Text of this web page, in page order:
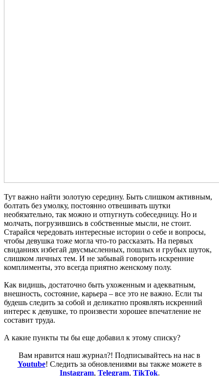
Тут важно найти золотую середину. Быть слишком активным,
болтать без умолку, постоянно отвешивать шутки
необязательно, так можно и отпугнуть собеседницу. Но и
молчать, погрузившись в собственные мысли, не стоит.
Старайся чередовать интересные истории о себе и вопросы,
чтобы девушка тоже могла что-то рассказать. На первых
свиданиях избегай двусмысленных, пошлых и грубых шуток,
слишком личных тем. И не забывай говорить искренние
комплименты, это всегда приятно женскому полу.
Как видишь, достаточно быть ухоженным и адекватным,
внешность, состояние, карьера – все это не важно. Если ты
будешь следить за собой и деликатно проявлять искренний
интерес к девушке, то произвести хорошее впечатление не
составит труда.
А какие пункты ты бы еще добавил к этому списку?
Вам нравится наш журнал?! Подписывайтесь на нас в
Youtube! Следить за обновлениями вы также можете в
Instagram, Telegram, TikTok.